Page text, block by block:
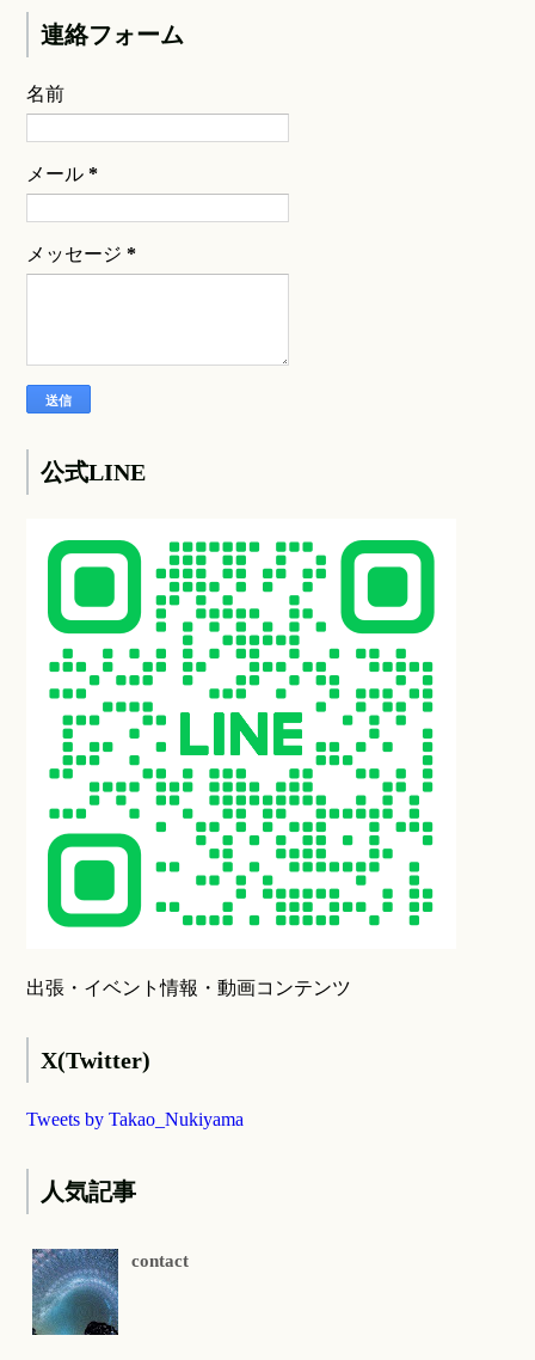
連絡フォーム
名前
メール*
メッセージ*
公式LINE
出張・イベント情報・動画コンテンツ
X(Twitter)
Tweets by Takao_Nukiyama
人気記事
contact